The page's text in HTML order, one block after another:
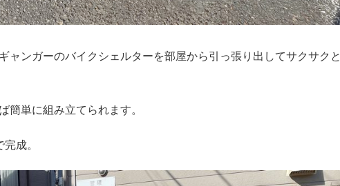
ャンガーのバイクシェルターを部屋から引っ張り出してサクサクと
簡単に組み立てられます。
成。